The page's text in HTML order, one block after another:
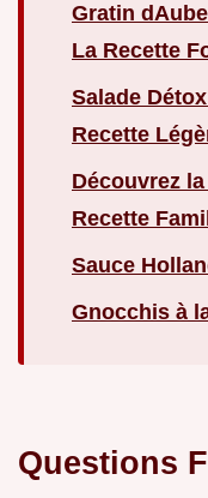
Gratin
La Recette
Salade
Recette
Découvrez
Recette
Sauce
Gnocchis à
Questions